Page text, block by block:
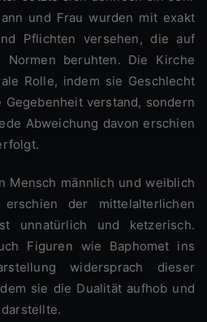
und Frau wurden mit exakt
Pflichten versehen, die auf
Normen beruhten. Die Kirche
Rolle, indem sie Geschlecht
verstand, sondern
Abweichung davon erschien
der mittelalterlichen
unnatürlich und ketzerisch.
Figuren wie Baphomet ins
widersprach dieser
sie die Dualität aufhob und